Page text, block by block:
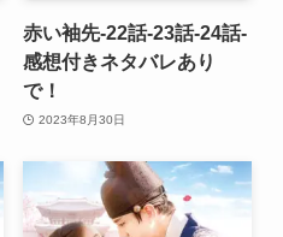
赤い袖先-22話-23話-24話-
感想付きネタバレあり
で！
2023年8月30日